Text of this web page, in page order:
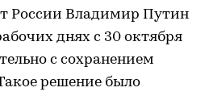
России Владимир Путин
днях с 30 октября
с сохранением
решение было